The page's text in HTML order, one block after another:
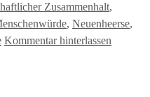
Zusammenhalt,
, Neuenheerse,
Kommentar hinterlassen